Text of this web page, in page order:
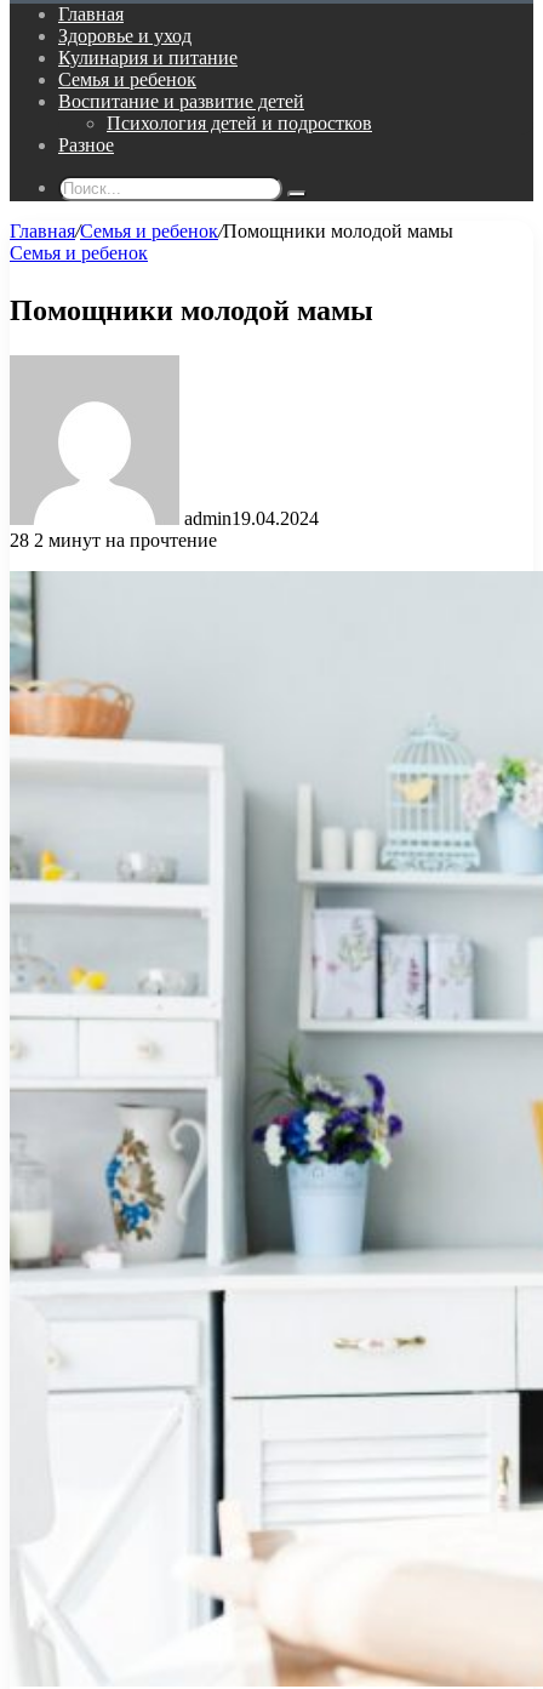
Главная
Здоровье и уход
Кулинария и питание
Семья и ребенок
Воспитание и развитие детей
Психология детей и подростков
Разное
Поиск...
Главная/Семья и ребенок/Помощники молодой мамы
Семья и ребенок
Помощники молодой мамы
admin19.04.2024
28 2 минут на прочтение